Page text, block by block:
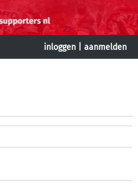
inloggen aanmelden